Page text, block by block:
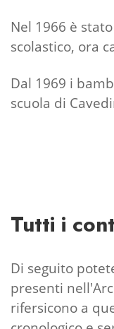
Nel 1966 è
scolastico, ora
Dal 1969 i
scuola di
Tutti i
Di seguito
presenti
rifersicono a